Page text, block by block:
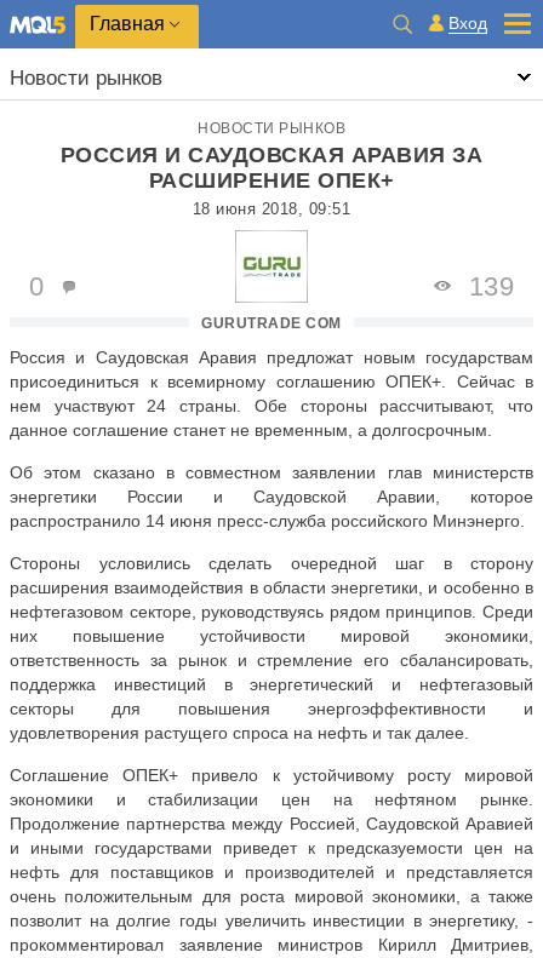
Главная Вход
Новости рынков
НОВОСТИ РЫНКОВ
РОССИЯ И САУДОВСКАЯ АРАВИЯ ЗА
РАСШИРЕНИЕ ОПЕК+
18 июня 2018, 09:51
GURUTRADE COM
0 139
Россия и Саудовская Аравия предложат новым государствам
присоединиться к всемирному соглашению ОПЕК+. Сейчас в
нем участвуют 24 страны. Обе стороны рассчитывают, что
данное соглашение станет не временным, а долгосрочным.
Об этом сказано в совместном заявлении глав министерств
энергетики России и Саудовской Аравии, которое
распространило 14 июня пресс-служба российского Минэнерго.
Стороны условились сделать очередной шаг в сторону
расширения взаимодействия в области энергетики, и особенно в
нефтегазовом секторе, руководствуясь рядом принципов. Среди
них повышение устойчивости мировой экономики,
ответственность за рынок и стремление его сбалансировать,
поддержка инвестиций в энергетический и нефтегазовый
секторы для повышения энергоэффективности и
удовлетворения растущего спроса на нефть и так далее.
Соглашение ОПЕК+ привело к устойчивому росту мировой
экономики и стабилизации цен на нефтяном рынке.
Продолжение партнерства между Россией, Саудовской Аравией
и иными государствами приведет к предсказуемости цен на
нефть для поставщиков и производителей и представляется
очень положительным для роста мировой экономики, а также
позволит на долгие годы увеличить инвестиции в энергетику, -
прокомментировал заявление министров Кирилл Дмитриев,